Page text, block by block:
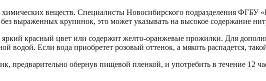
химических веществ. Специалисты Новосибирского подразделения
выраженных крупинок, это может указывать на высокое содержание
яркий красный цвет или содержит желто-оранжевые прожилки. Для
водой. Если вода приобретет розовый оттенок, а мякоть распадется,
предварительно обернув пищевой пленкой, и употребить в течение 12